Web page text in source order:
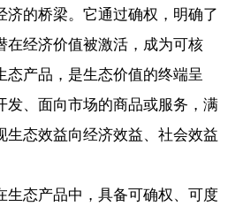
济的桥梁。它通过确权，明确了
在经济价值被激活，成为可核
态产品，是生态价值的终端呈
发、面向市场的商品或服务，满
生态效益向经济效益、社会效益
生态产品中，具备可确权、可度